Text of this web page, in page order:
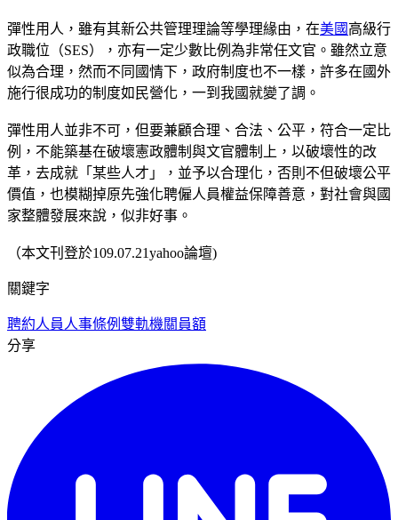
彈性用人，雖有其新公共管理理論等學理緣由，在美國 高級行
政職位（SES），亦有一定少數比例為非常任文官。雖然立意
似為合理，然而不同國情下，政府制度也不一樣，許多在國外
施行很成功的制度如民營化，一到我國就變了調。
彈性用人並非不可，但要兼顧合理、合法、公平，符合一定比
例，不能築基在破壞憲政體制與文官體制上，以破壞性的改
革，去成就「某些人才」，並予以合理化，否則不但破壞公平
價值，也模糊掉原先強化聘僱人員權益保障善意，對社會與國
家整體發展來說，似非好事。
（本文刊登於109.07.21yahoo論壇)
關鍵字
聘約人員人事條例 雙軌機關員額
分享